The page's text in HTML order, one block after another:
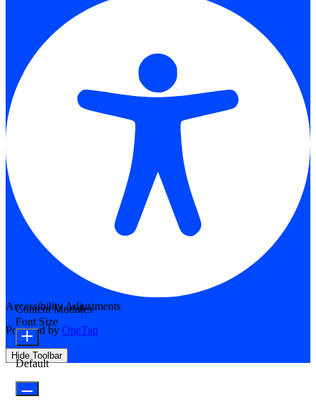
Accessibility Adjustments
Powered by OneTap
Hide Toolbar
Content Modules
Font Size
Default